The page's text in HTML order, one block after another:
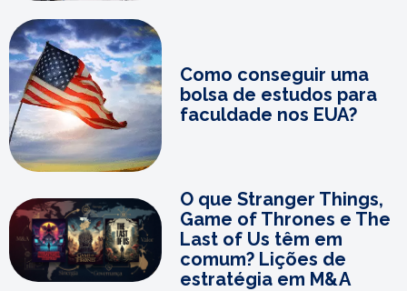
Como conseguir uma
bolsa de estudos para
faculdade nos EUA?
O que Stranger Things,
Game of Thrones e The
Last of Us têm em
comum? Lições de
estratégia em M&A